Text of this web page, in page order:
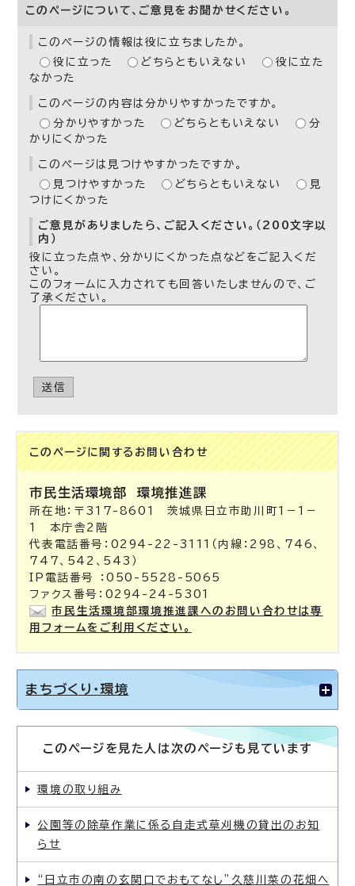
このページについて、ご意見をお聞かせください。
このページの情報は役に立ちましたか。
役に立った
どちらともいえない
役に立た
なかった
このページの内容は分かりやすかったですか。
分かりやすかった
どちらともいえない
分
かりにくかった
このページは見つけやすかったですか。
見つけやすかった
どちらともいえない
見
つけにくかった
ご意見がありましたら、ご記入ください。（200文字以
内）
役に立った点や、分かりにくかった点などをご記入くだ
さい。
このフォームに入力されても回答いたしませんので、ご
了承ください。
送信
このページに関する お問い合わせ
市民生活環境部環境推進課
所在地：〒317-8601 茨城県日立市助川町1－1－
1 本庁舎2階
代表電話番号：0294-22-3111（内線：298、746、
747、542、543）
IP電話番号 ：050-5528-5065
ファクス番号：0294-24-5301
市民生活環境部環境推進課へのお問い合わせは専
用フォームをご利用ください。
まちづくり・環境
このページを見た人は次のページも見ています
環境の取り組み
公園等の除草作業に係る自走式草刈機の貸出のお知
らせ
“日立市の南の玄関口でおもてなし”久慈川菜の花畑へ